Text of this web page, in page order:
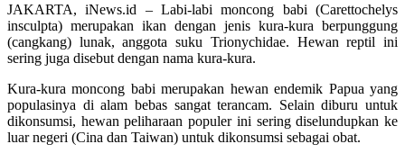
JAKARTA, iNews.id – Labi-labi moncong babi (Carettochelys
insculpta) merupakan ikan dengan jenis kura-kura berpunggung
(cangkang) lunak, anggota suku Trionychidae. Hewan reptil ini
sering juga disebut dengan nama kura-kura.
Kura-kura moncong babi merupakan hewan endemik Papua yang
populasinya di alam bebas sangat terancam. Selain diburu untuk
dikonsumsi, hewan peliharaan populer ini sering diselundupkan ke
luar negeri (Cina dan Taiwan) untuk dikonsumsi sebagai obat.